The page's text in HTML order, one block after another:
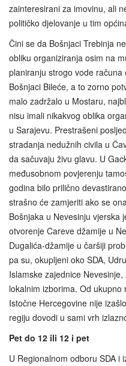
zainteresirani za imovinu, ali
političko djelovanje u tim
Čini se da Bošnjaci Trebinja
obliku organiziranja osim na
planiranju strogo vode
Bošnjaci Bileće, a to zorno
malo zadržalo u Mostaru,
nisu imali nikakvog oblika
u Sarajevu. Prestrašeni
stradanja nedužnih civila u
da sačuvaju živu glavu. U
međusobnom povjerenju
godina bilo prilično
strašno će zamjeriti ako se
Bošnjaka u Nevesinju vjerska
otvorenje Careve džamije u
Dugalića‑džamije u čaršiji
pa su, okupljeni oko SDA,
Islamske zajednice
lokalnim izborima. Od
Istočne Hercegovine nije
regiju dovodi u sami vrh
Pet do 12 ili 12 i pet
U Regionalnom odboru SDA i